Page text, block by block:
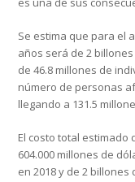
Se estima que para el
años será de 2
de 46.8 millones de
número de personas
llegando a 131.5
El costo total estimado
604.000 millones de
en 2018 y de 2 billones